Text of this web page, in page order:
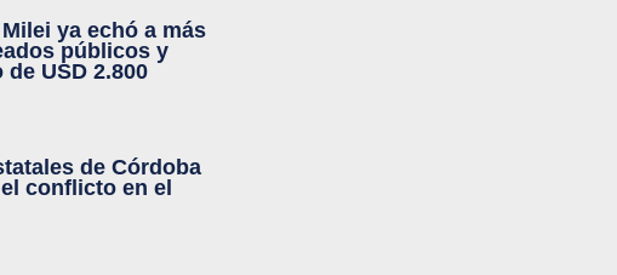
ya echó a más
públicos y
USD 2.800
de Córdoba
conflicto en el